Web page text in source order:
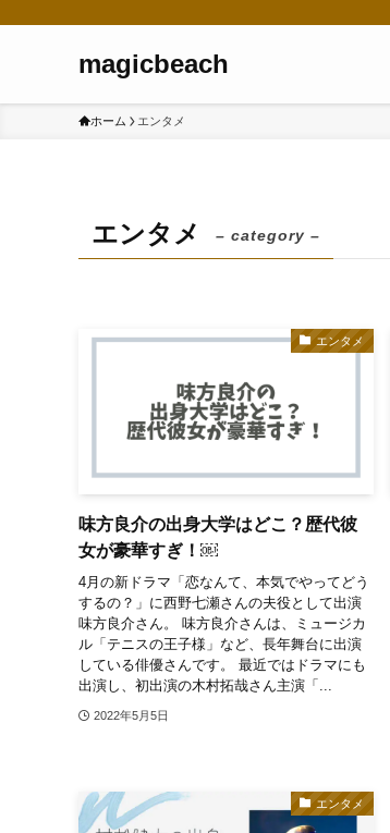
magicbeach
ホーム エンタメ
エンタメ – category –
エンタメ
味方良介の出身大学はどこ？歴代彼
女が豪華すぎ！￼
4月の新ドラマ「恋なんて、本気でやってどう
するの？」に西野七瀬さんの夫役として出演
味方良介さん。 味方良介さんは、ミュージカ
ル「テニスの王子様」など、長年舞台に出演
している俳優さんです。 最近ではドラマにも
出演し、初出演の木村拓哉さん主演「...
2022年5月5日
エンタメ